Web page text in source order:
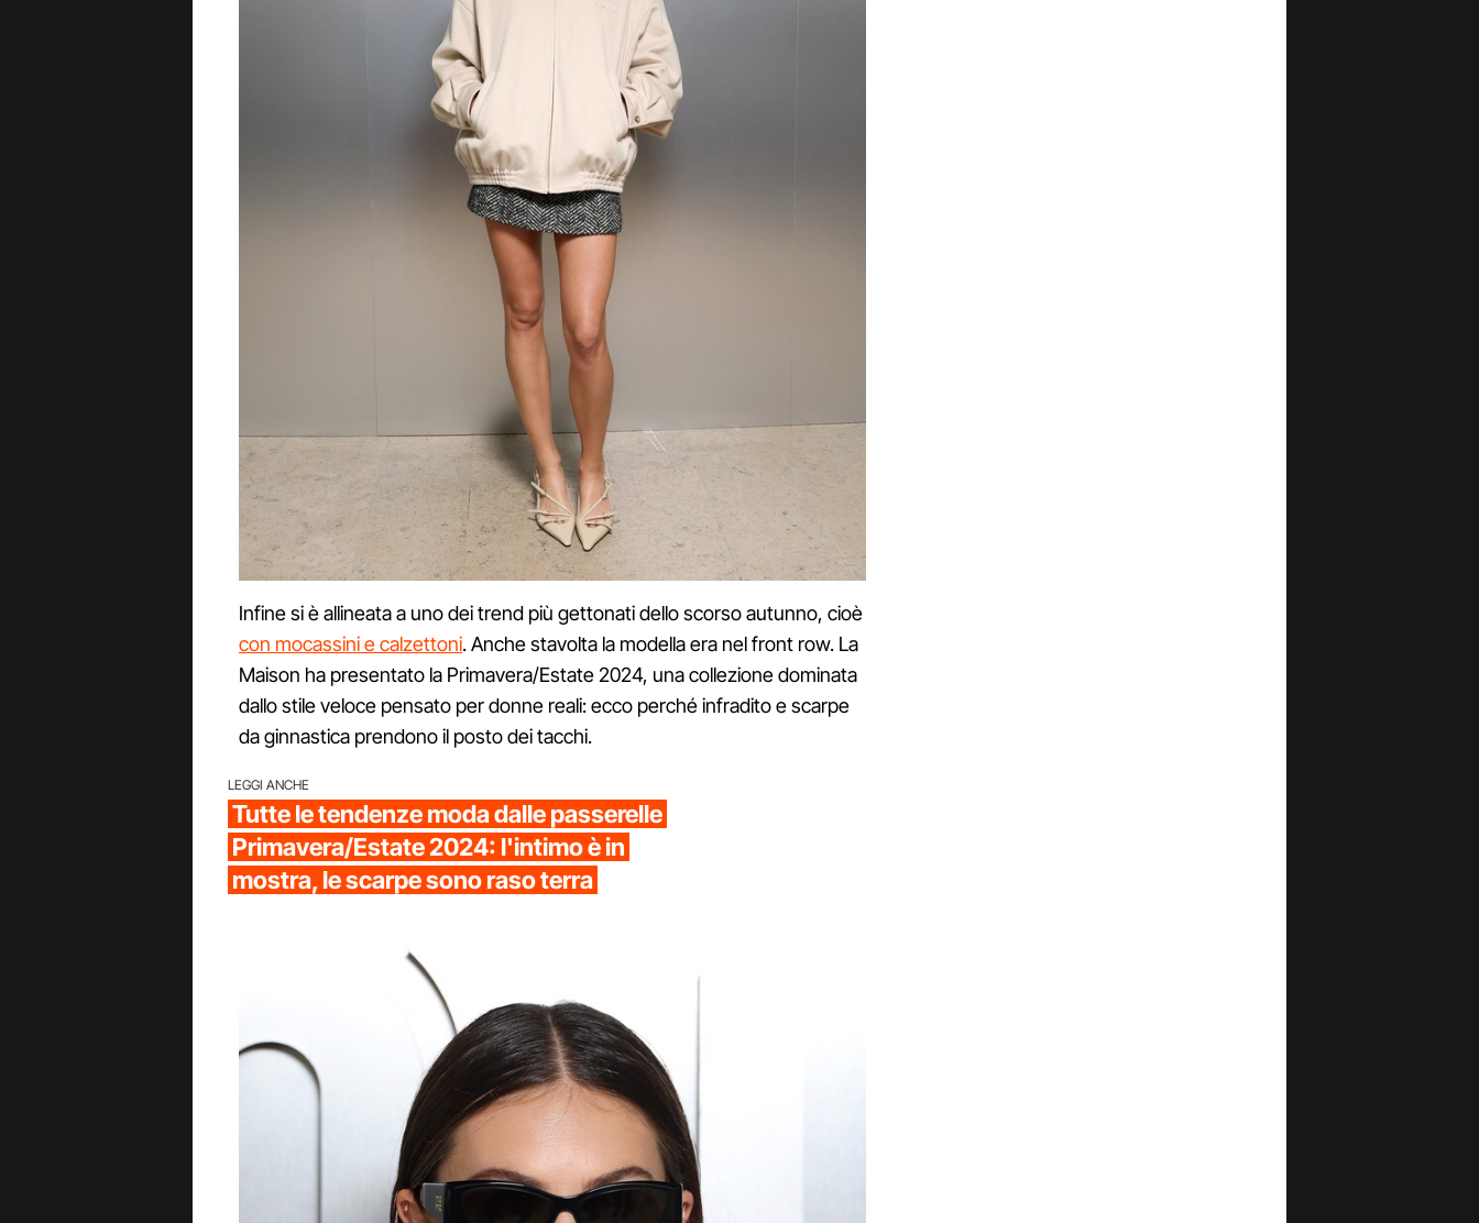
Infine si è allineata a uno dei trend più gettonati dello scorso autunno, cioè
con mocassini e calzettoni. Anche stavolta la modella era nel front row. La
Maison ha presentato la Primavera/Estate 2024, una collezione dominata
dallo stile veloce pensato per donne reali: ecco perché infradito e scarpe
da ginnastica prendono il posto dei tacchi.
LEGGI ANCHE
Tutte le tendenze moda dalle passerelle
Primavera/Estate 2024: l'intimo è in
mostra, le scarpe sono raso terra